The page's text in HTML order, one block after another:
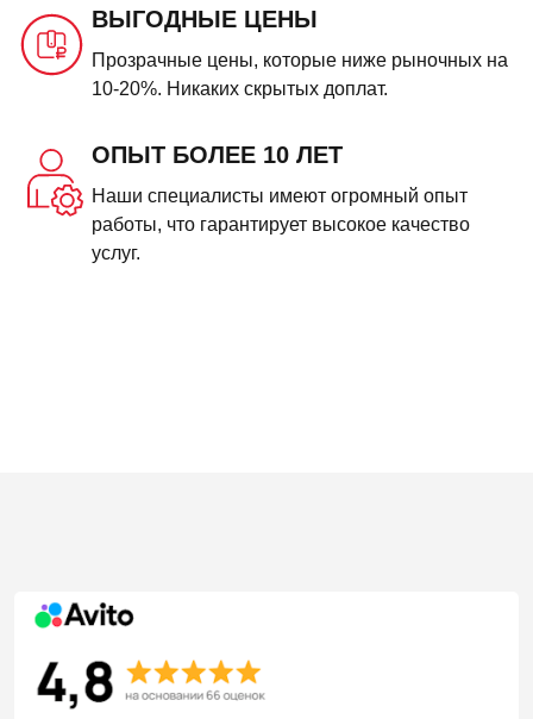
ВЫГОДНЫЕ ЦЕНЫ
Прозрачные цены, которые ниже рыночных на
10-20%. Никаких скрытых доплат.
ОПЫТ БОЛЕЕ 10 ЛЕТ
Наши специалисты имеют огромный опыт
работы, что гарантирует высокое качество
услуг.